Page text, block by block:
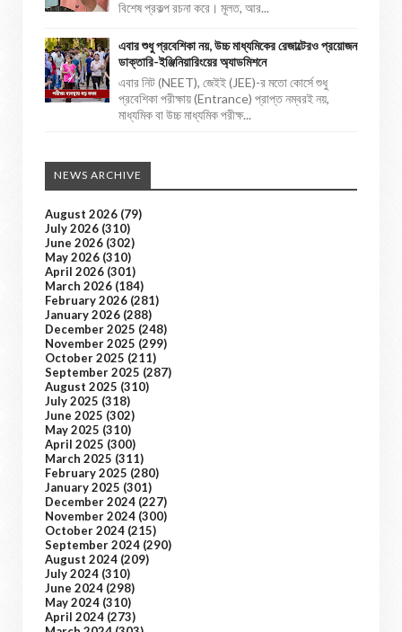
বিশেষ প্রকল্প রচনা করে। মূলত, আর...
এবার শুধু প্রবেশিকা নয়, উচ্চ মাধ্যমিকের রেজাল্টেরও প্রয়োজন
ডাক্তারি-ইঞ্জিনিয়ারিংয়ের অ্যাডমিশনে
এবার নিট (NEET), জেইই (JEE)-র মতো কোর্সে শুধু
প্রবেশিকা পরীক্ষায় (Entrance) প্রাপ্ত নম্বরই নয়,
মাধ্যমিক বা উচ্চ মাধ্যমিক পরীক্ষ...
NEWS ARCHIVE
August 2026 (79)
July 2026 (310)
June 2026 (302)
May 2026 (310)
April 2026 (301)
March 2026 (184)
February 2026 (281)
January 2026 (288)
December 2025 (248)
November 2025 (299)
October 2025 (211)
September 2025 (287)
August 2025 (310)
July 2025 (318)
June 2025 (302)
May 2025 (310)
April 2025 (300)
March 2025 (311)
February 2025 (280)
January 2025 (301)
December 2024 (227)
November 2024 (300)
October 2024 (215)
September 2024 (290)
August 2024 (209)
July 2024 (310)
June 2024 (298)
May 2024 (310)
April 2024 (273)